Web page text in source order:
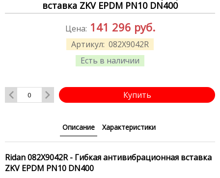
вставка ZKV EPDM PN10 DN400
Артикул: 082X9042R
Есть в наличии
Цена: 141 296 руб.
Купить
Описание Характеристики
Ridan 082X9042R - Гибкая антивибрационная вставка
ZKV EPDM PN10 DN400